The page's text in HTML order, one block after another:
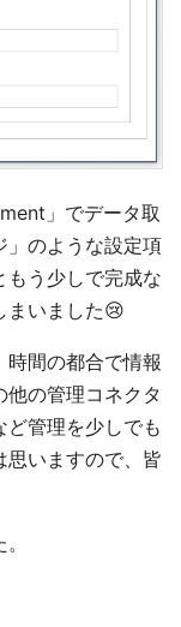
」でデータ取
」のような設定項
もう少しで完成な
まいました😢
間の都合で情報
の管理コネクタ
管理を少しでも
思いますので、皆